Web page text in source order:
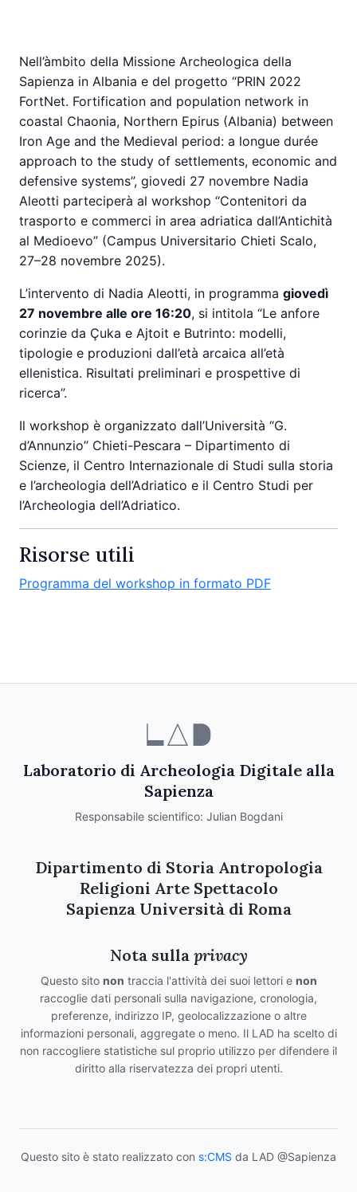
Nell’àmbito della Missione Archeologica della
Sapienza in Albania e del progetto “PRIN 2022
FortNet. Fortification and population network in
coastal Chaonia, Northern Epirus (Albania) between
Iron Age and the Medieval period: a longue durée
approach to the study of settlements, economic and
defensive systems”, giovedi 27 novembre Nadia
Aleotti parteciperà al workshop “Contenitori da
trasporto e commerci in area adriatica dall’Antichità
al Medioevo” (Campus Universitario Chieti Scalo,
27–28 novembre 2025).
L’intervento di Nadia Aleotti, in programma giovedì
27 novembre alle ore 16:20, si intitola “Le anfore
corinzie da Çuka e Ajtoit e Butrinto: modelli,
tipologie e produzioni dall’età arcaica all’età
ellenistica. Risultati preliminari e prospettive di
ricerca”.
Il workshop è organizzato dall’Università “G.
d’Annunzio” Chieti-Pescara – Dipartimento di
Scienze, il Centro Internazionale di Studi sulla storia
e l’archeologia dell’Adriatico e il Centro Studi per
l’Archeologia dell’Adriatico.
Risorse utili
Programma del workshop in formato PDF
Laboratorio di Archeologia Digitale alla
Sapienza
Responsabile scientifico: Julian Bogdani
Dipartimento di Storia Antropologia
Religioni Arte Spettacolo
Sapienza Università di Roma
Nota sulla privacy
Questo sito non traccia l'attività dei suoi lettori e non
raccoglie dati personali sulla navigazione, cronologia,
preferenze, indirizzo IP, geolocalizzazione o altre
informazioni personali, aggregate o meno. Il LAD ha scelto di
non raccogliere statistiche sul proprio utilizzo per difendere il
diritto alla riservatezza dei propri utenti.
Questo sito è stato realizzato con s:CMS da LAD @Sapienza